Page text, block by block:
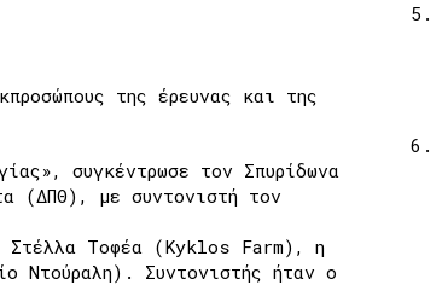
της έρευνας και της
συγκέντρωσε τον Σπυρίδωνα
(ΔΠΘ), με συντονιστή τον
Στέλλα Τοφέα (Kyklos Farm), η
Ντούραλη). Συντονιστής ήταν ο